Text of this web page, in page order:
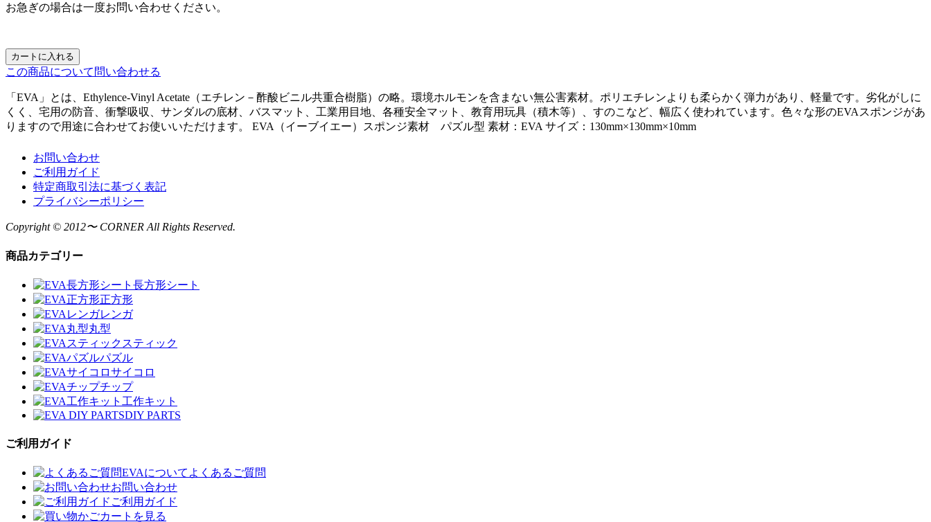
お急ぎの場合は一度お問い合わせください。
カートに入れる
この商品について問い合わせる
「EVA」とは、Ethylence-Vinyl Acetate（エチレン－酢酸ビニル共重合樹脂）の略。環境ホルモンを含まない無公害素材。ポリエチレンよりも柔らかく弾力があり、軽量です。劣化がしに
くく、宅用の防音、衝撃吸収、サンダルの底材、バスマット、工業用目地、各種安全マット、教育用玩具（積木等）、すのこなど、幅広く使われています。色々な形のEVAスポンジがあ
りますので用途に合わせてお使いいただけます。 EVA（イーブイエー）スポンジ素材 パズル型 素材：EVA サイズ：130mm×130mm×10mm
お問い合わせ
ご利用ガイド
特定商取引法に基づく表記
プライバシーポリシー
Copyright © 2012〜 CORNER All Rights Reserved.
商品カテゴリー
長方形シート
正方形
レンガ
丸型
スティック
パズル
サイコロ
チップ
工作キット
DIY PARTS
ご利用ガイド
EVAについてよくあるご質問
お問い合わせ
ご利用ガイド
カートを見る